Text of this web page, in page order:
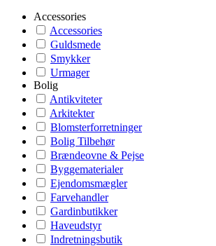
Accessories
Accessories
Guldsmede
Smykker
Urmager
Bolig
Antikviteter
Arkitekter
Blomsterforretninger
Bolig Tilbehør
Brændeovne & Pejse
Byggematerialer
Ejendomsmægler
Farvehandler
Gardinbutikker
Haveudstyr
Indretningsbutik